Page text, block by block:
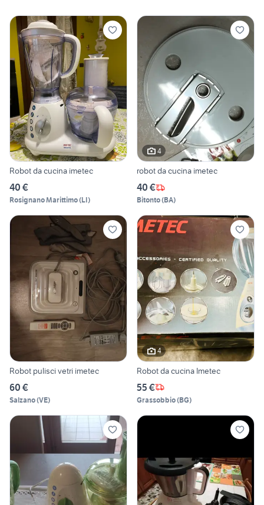
Robot da cucina imetec
40 €
Rosignano Marittimo(LI)
4
robot da cucina imetec
40 €
Bitonto(BA)
Robot pulisci vetri imetec
60 €
Salzano(VE)
4
Robot da cucina Imetec
55 €
Grassobbio(BG)